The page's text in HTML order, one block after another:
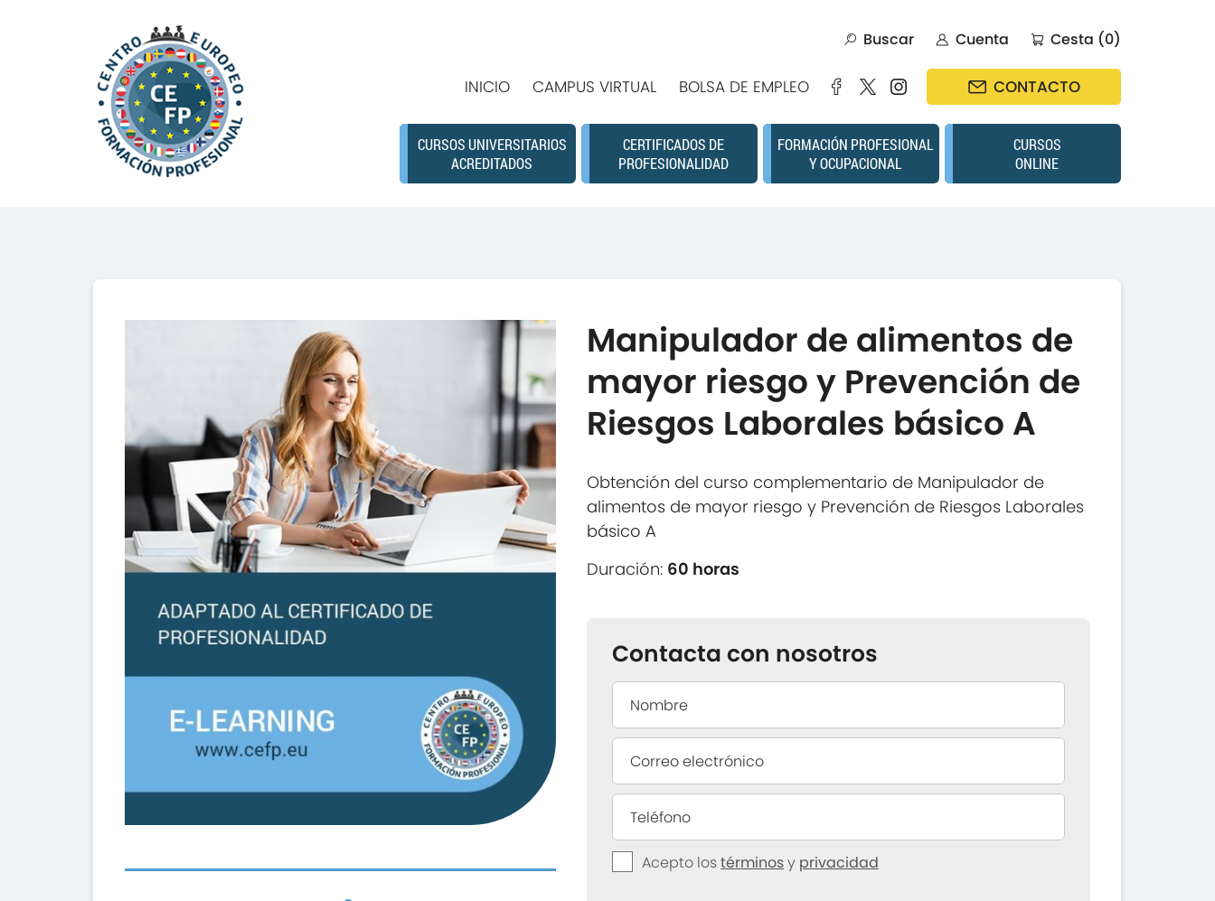
Buscar Cuenta Cesta (0)
INICIO CAMPUS VIRTUAL BOLSA DE EMPLEO CONTACTO
CURSOS UNIVERSITARIOS
ACREDITADOS
CERTIFICADOS DE
PROFESIONALIDAD
FORMACIÓN PROFESIONAL
Y OCUPACIONAL
CURSOS
ONLINE
Manipulador de alimentos de
mayor riesgo y Prevención de
Riesgos Laborales básico A
Obtención del curso complementario de Manipulador de
alimentos de mayor riesgo y Prevención de Riesgos Laborales
básico A
Duración: 60 horas
Contacta con nosotros
Acepto lostérminosy privacidad